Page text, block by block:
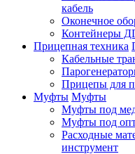
кабель
Оконечное
Контейнеры
Прицепная техника
Кабельные
Прицепы для
Муфты Муфты
Муфты под
Муфты под
Расходные
инструмент